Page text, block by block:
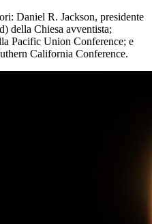
Daniel R. Jackson, presidente
della Chiesa avventista;
Pacific Union Conference; e
California Conference.